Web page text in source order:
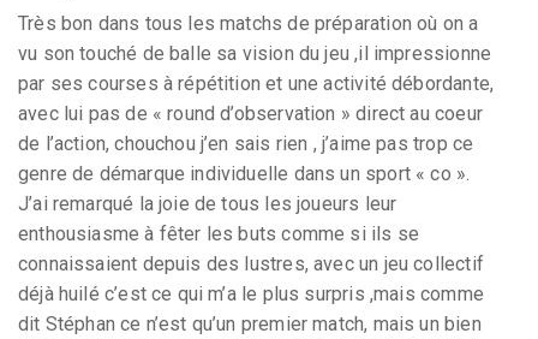
Très bon dans tous les matchs de préparation où on a
vu son touché de balle sa vision du jeu ,il impressionne
par ses courses à répétition et une activité débordante,
avec lui pas de « round d’observation » direct au coeur
de l’action, chouchou j’en sais rien , j’aime pas trop ce
genre de démarque individuelle dans un sport « co ».
J’ai remarqué la joie de tous les joueurs leur
enthousiasme à fêter les buts comme si ils se
connaissaient depuis des lustres, avec un jeu collectif
déjà huilé c’est ce qui m’a le plus surpris ,mais comme
dit Stéphan ce n’est qu’un premier match, mais un bien